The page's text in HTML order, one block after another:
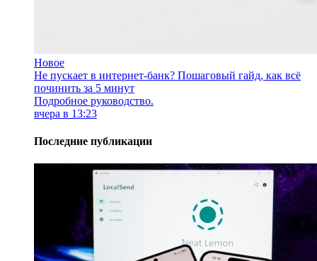
Новое
Не пускает в интернет-банк? Пошаговый гайд, как всё
починить за 5 минут
Подробное руководство.
вчера в 13:23
Последние публикации